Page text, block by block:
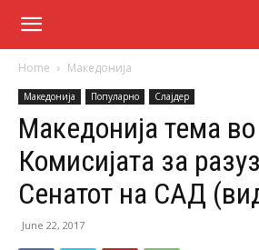
Home Македонија
Македонија Популарно Слајдер
Македонија тема во
Комисијата за
Сенатот на САД
June 22, 2017